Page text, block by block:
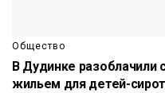
Общество
В Дудинке разоблачили
жильем для детей-сирот